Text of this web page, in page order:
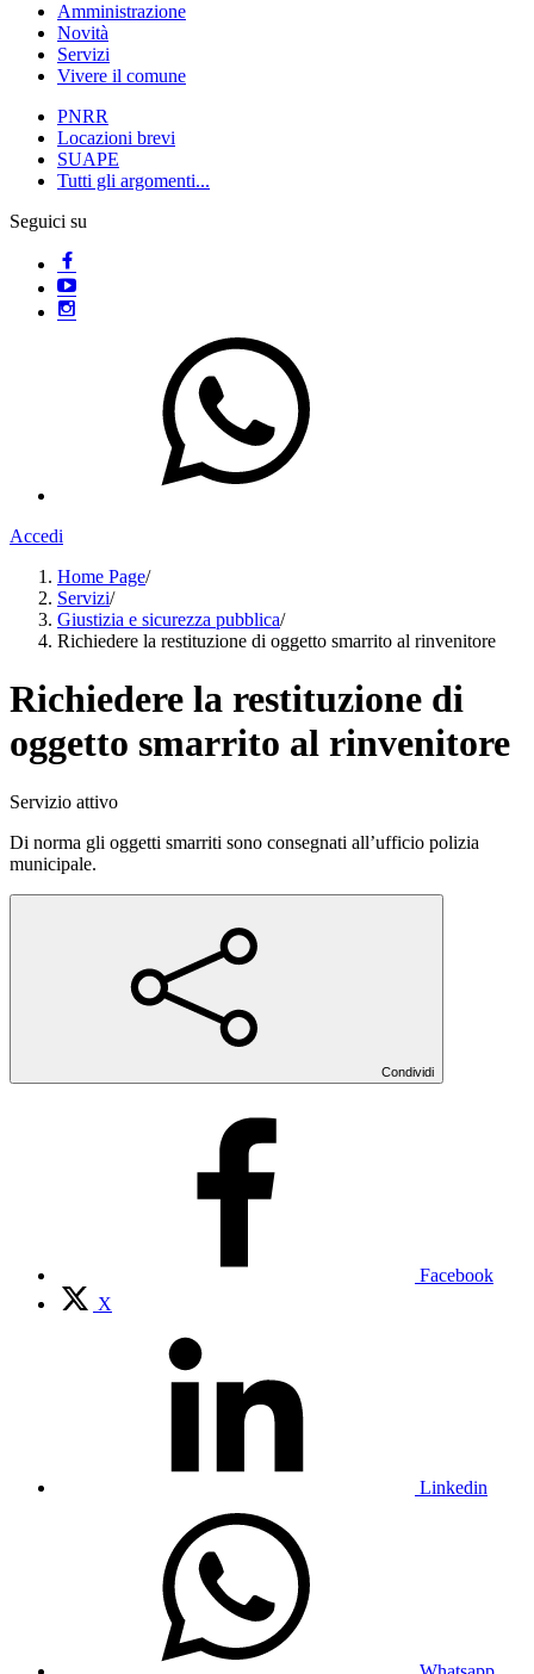
Amministrazione
Novità
Servizi
Vivere il comune
PNRR
Locazioni brevi
SUAPE
Tutti gli argomenti...
Seguici su
Accedi
Home Page/
Servizi/
Giustizia e sicurezza pubblica/
Richiedere la restituzione di oggetto smarrito al rinvenitore
Richiedere la restituzione di
oggetto smarrito al rinvenitore
Servizio attivo
Di norma gli oggetti smarriti sono consegnati all’ufficio polizia
municipale.
Condividi
Facebook
X
Linkedin